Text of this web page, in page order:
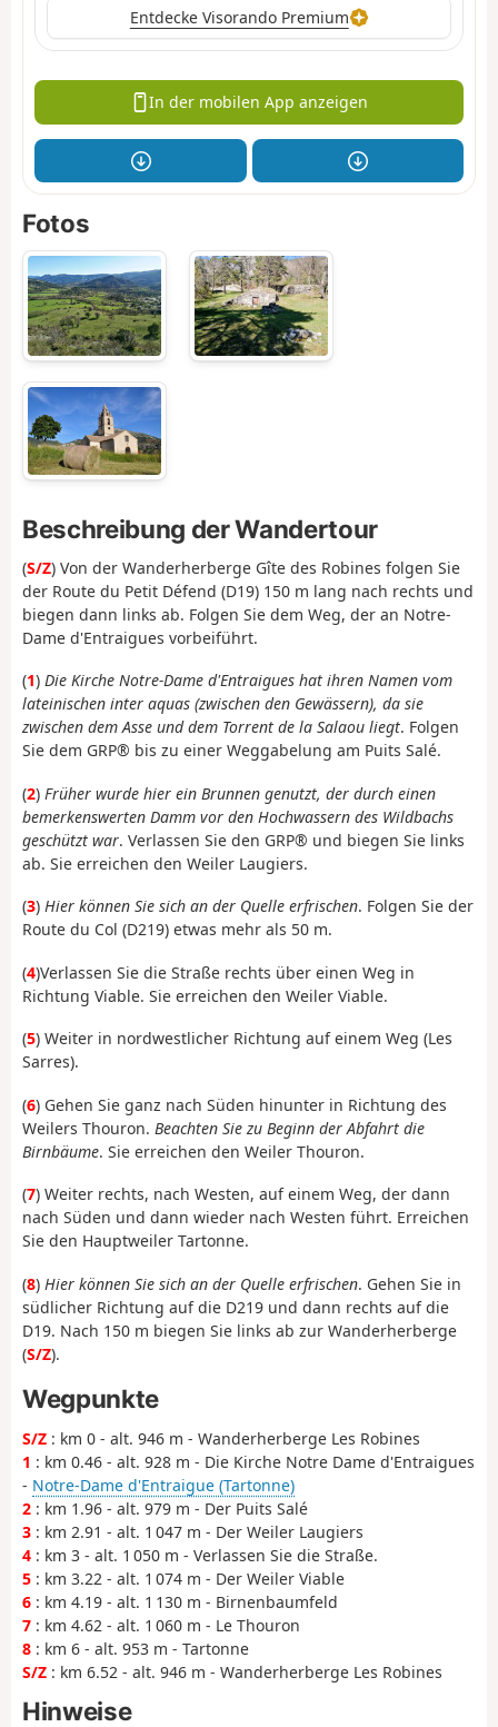
Entdecke Visorando Premium
In der mobilen App anzeigen
Fotos
Beschreibung der Wandertour
(S/Z) Von der Wanderherberge Gîte des Robines folgen Sie
der Route du Petit Défend (D19) 150 m lang nach rechts und
biegen dann links ab. Folgen Sie dem Weg, der an Notre-
Dame d'Entraigues vorbeiführt.
(1) Die Kirche Notre-Dame d'Entraigues hat ihren Namen vom
lateinischen inter aquas (zwischen den Gewässern), da sie
zwischen dem Asse und dem Torrent de la Salaou liegt. Folgen
Sie dem GRP® bis zu einer Weggabelung am Puits Salé.
(2) Früher wurde hier ein Brunnen genutzt, der durch einen
bemerkenswerten Damm vor den Hochwassern des Wildbachs
geschützt war. Verlassen Sie den GRP® und biegen Sie links
ab. Sie erreichen den Weiler Laugiers.
(3) Hier können Sie sich an der Quelle erfrischen. Folgen Sie der
Route du Col (D219) etwas mehr als 50 m.
(4)Verlassen Sie die Straße rechts über einen Weg in
Richtung Viable. Sie erreichen den Weiler Viable.
(5) Weiter in nordwestlicher Richtung auf einem Weg (Les
Sarres).
(6) Gehen Sie ganz nach Süden hinunter in Richtung des
Weilers Thouron. Beachten Sie zu Beginn der Abfahrt die
Birnbäume. Sie erreichen den Weiler Thouron.
(7) Weiter rechts, nach Westen, auf einem Weg, der dann
nach Süden und dann wieder nach Westen führt. Erreichen
Sie den Hauptweiler Tartonne.
(8) Hier können Sie sich an der Quelle erfrischen. Gehen Sie in
südlicher Richtung auf die D219 und dann rechts auf die
D19. Nach 150 m biegen Sie links ab zur Wanderherberge
(S/Z).
Wegpunkte
S/Z : km 0 - alt. 946 m - Wanderherberge Les Robines
1 : km 0.46 - alt. 928 m - Die Kirche Notre Dame d'Entraigues
- Notre-Dame d'Entraigue (Tartonne)
2 : km 1.96 - alt. 979 m - Der Puits Salé
3 : km 2.91 - alt. 1 047 m - Der Weiler Laugiers
4 : km 3 - alt. 1 050 m - Verlassen Sie die Straße.
5 : km 3.22 - alt. 1 074 m - Der Weiler Viable
6 : km 4.19 - alt. 1 130 m - Birnenbaumfeld
7 : km 4.62 - alt. 1 060 m - Le Thouron
8 : km 6 - alt. 953 m - Tartonne
S/Z : km 6.52 - alt. 946 m - Wanderherberge Les Robines
Hinweise